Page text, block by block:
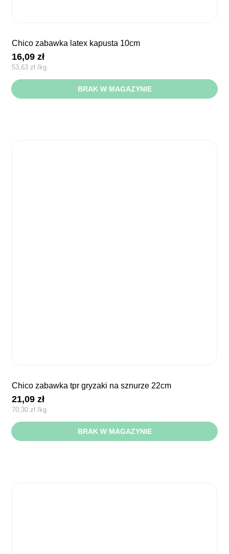
chico zabawka latex kapusta 10cm
16,09zł
53,63 zł /kg
BRAK W MAGAZYNIE
chico zabawka tpr gryzaki na sznurze 22cm
21,09zł
70,30 zł /kg
BRAK W MAGAZYNIE